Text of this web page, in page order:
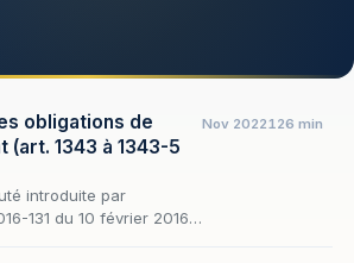
obligations de
(art. 1343 à 1343-5
introduite par
131 du 10 février 2016,
Nov 2022126 min